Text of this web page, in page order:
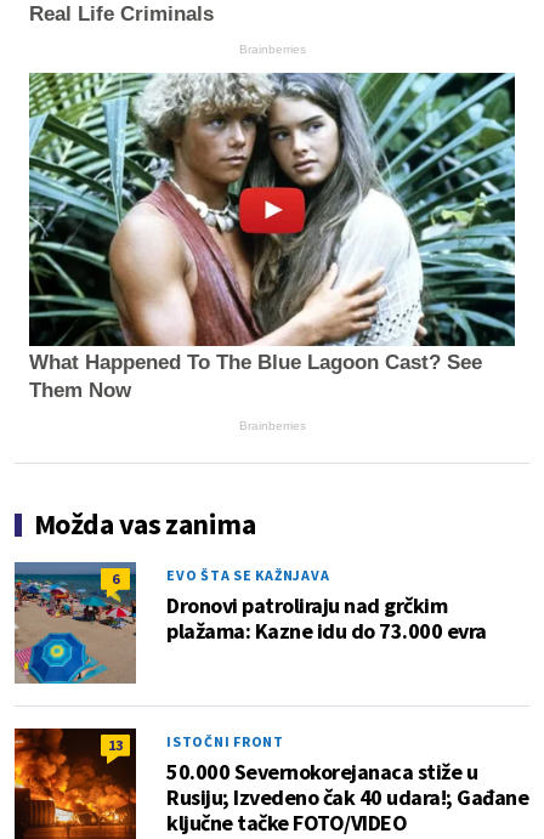
Real Life Criminals
Brainberries
What Happened To The Blue Lagoon Cast? See
Them Now
Brainberries
Možda vas zanima
6 EVO ŠTA SE KAŽNJAVA
Dronovi patroliraju nad grčkim
plažama: Kazne idu do 73.000 evra
13 ISTOČNI FRONT
50.000 Severnokorejanaca stiže u
Rusiju; Izvedeno čak 40 udara!; Gađane
ključne tačke FOTO/VIDEO